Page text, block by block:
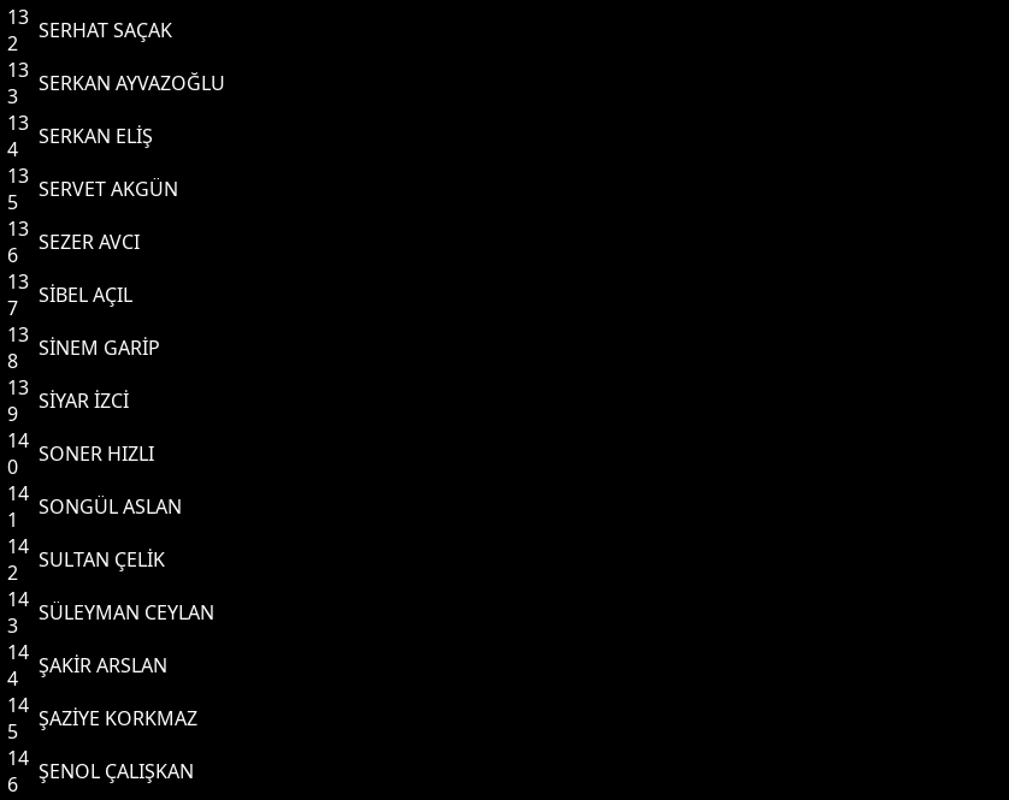
13
2
SERHAT SAÇAK
13
3
SERKAN AYVAZOĞLU
13
4
SERKAN ELİŞ
13
5
SERVET AKGÜN
13
6
SEZER AVCI
13
7
SİBEL AÇIL
13
8
SİNEM GARİP
13
9
SİYAR İZCİ
14
0
SONER HIZLI
14
1
SONGÜL ASLAN
14
2
SULTAN ÇELİK
14
3
SÜLEYMAN CEYLAN
14
4
ŞAKİR ARSLAN
14
5
ŞAZİYE KORKMAZ
14
6
ŞENOL ÇALIŞKAN